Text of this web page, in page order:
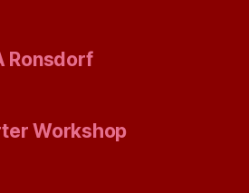
Ronsdorf
Workshop